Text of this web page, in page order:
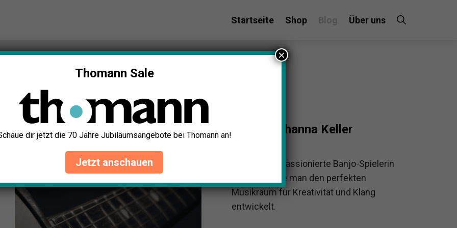
Startseite Shop Über uns
besten (Bestenliste)
5 besten (Bestenliste)
u.a. auf ausgewählte Online-Shops und Partner,
Johanna Keller
Johanna ist passionierte Banjo-Spielerin
und zeigt, wie man den perfekten
Musikraum für Kreativität und Klang
entwickelt.
Thomann Sale
dir jetzt die 70 Jahre Jubiläumsangebote bei Thomann an!
Jetzt anschauen
×